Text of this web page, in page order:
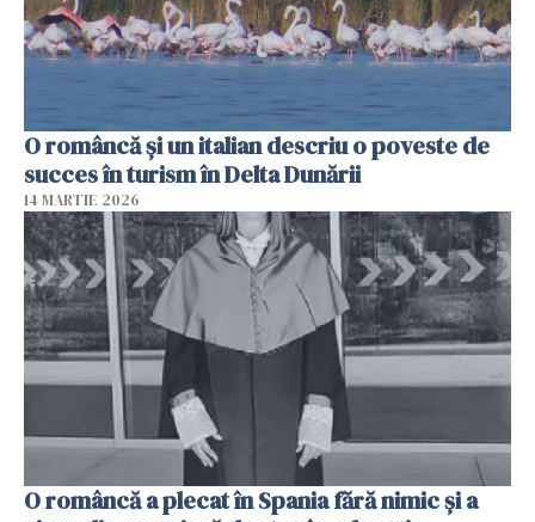
O româncă și un italian descriu o poveste de
succes în turism în Delta Dunării
14 MARTIE 2026
O româncă a plecat în Spania fără nimic și a